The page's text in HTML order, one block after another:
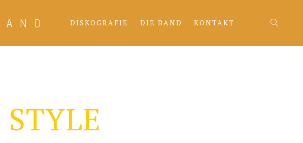
DISKOGRAFIE DIE BAND KONTAKT